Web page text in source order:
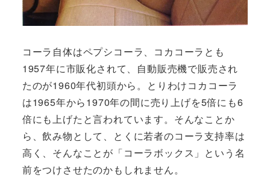
コーラ自体はペプシコーラ、コカコーラとも
1957年に市販化されて、自動販売機で販売され
たのが1960年代初頭から。とりわけコカコーラ
は1965年から1970年の間に売り上げを5倍にも6
倍にも上げたと言われています。そんなことか
ら、飲み物として、とくに若者のコーラ支持率は
高く、そんなことが「コーラボックス」という名
前をつけさせたのかもしれません。